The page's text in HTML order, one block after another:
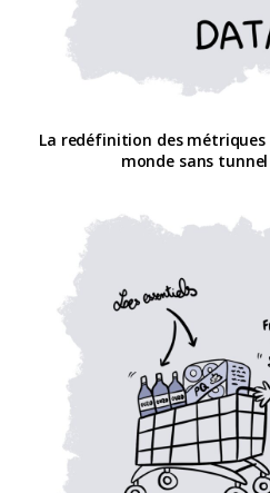
La redéfinition des
monde sans